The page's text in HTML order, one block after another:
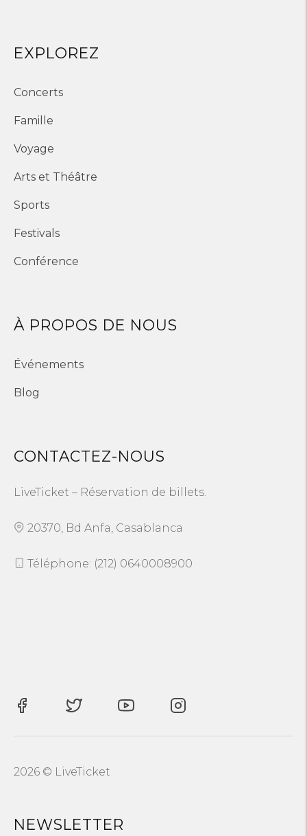
EXPLOREZ
Concerts
Famille
Voyage
Arts et Théâtre
Sports
Festivals
Conférence
À PROPOS DE NOUS
Événements
Blog
CONTACTEZ-NOUS
LiveTicket – Réservation de billets.
20370, Bd Anfa, Casablanca
Téléphone: (212) 0640008900
2026 © LiveTicket
NEWSLETTER